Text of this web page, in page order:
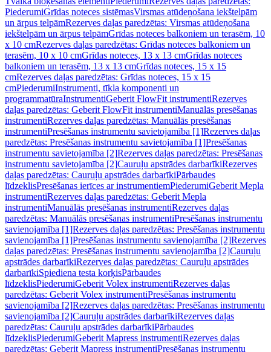
PiederumiGrīdas noteces sistēmasVirsmas atūdeņošana iekštelpām
un ārpus telpāmRezerves daļas paredzētas: Virsmas atūdeņošana
iekštelpām un ārpus telpāmGrīdas noteces balkoniem un terasēm, 10
x 10 cmRezerves daļas paredzētas: Grīdas noteces balkoniem un
terasēm, 10 x 10 cmGrīdas noteces, 13 x 13 cmGrīdas noteces
balkoniem un terasēm, 13 x 13 cmGrīdas noteces, 15 x 15
cmRezerves daļas paredzētas: Grīdas noteces, 15 x 15
cmPiederumiInstrumenti, tīkla komponenti un
programmatūraInstrumentiGeberit FlowFit instrumentiRezerves
daļas paredzētas: Geberit FlowFit instrumentiManuālās presēšanas
instrumentiRezerves daļas paredzētas: Manuālās presēšanas
instrumentiPresēšanas instrumentu savietojamība [1]Rezerves daļas
paredzētas: Presēšanas instrumentu savietojamība [1]Presēšanas
instrumentu savietojamība [2]Rezerves daļas paredzētas: Presēšanas
instrumentu savietojamība [2]Cauruļu apstrādes darbarīkiRezerves
daļas paredzētas: Cauruļu apstrādes darbarīkiPārbaudes
līdzeklisPresēšanas ierīces ar instrumentiemPiederumiGeberit Mepla
instrumentiRezerves daļas paredzētas: Geberit Mepla
instrumentiManuālās presēšanas instrumentiRezerves daļas
paredzētas: Manuālās presēšanas instrumentiPresēšanas instrumentu
savienojamība [1]Rezerves daļas paredzētas: Presēšanas instrumentu
savienojamība [1]Presēšanas instrumentu savienojamība [2]Rezerves
daļas paredzētas: Presēšanas instrumentu savienojamība [2]Cauruļu
apstrādes darbarīkiRezerves daļas paredzētas: Cauruļu apstrādes
darbarīkiSpiediena testa korķisPārbaudes
līdzeklisPiederumiGeberit Volex instrumentiRezerves daļas
paredzētas: Geberit Volex instrumentiPresēšanas instrumentu
savienojamība [2]Rezerves daļas paredzētas: Presēšanas instrumentu
savienojamība [2]Cauruļu apstrādes darbarīkiRezerves daļas
paredzētas: Cauruļu apstrādes darbarīkiPārbaudes
līdzeklisPiederumiGeberit Mapress instrumentiRezerves daļas
paredzētas: Geberit Mapress instrumentiPresēšanas instrumentu